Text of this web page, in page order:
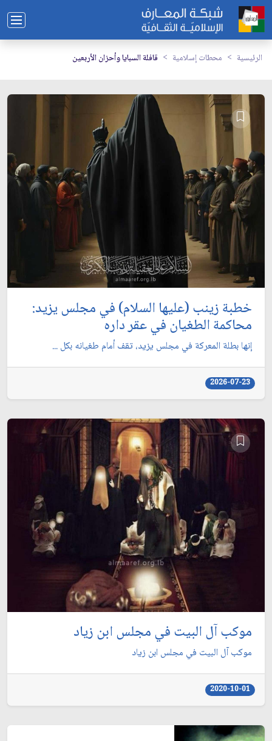
الرئيسية محطات إسلامية قافلة السبايا وأحزان الأربعين
خطبة زينب (عليها السلام) في مجلس يزيد:
محاكمة الطغيان في عقر داره
إنها بطلة المعركة في مجلس يزيد، تقف أمام طغيانه بكل ...
2026-07-23
موكب آل البيت في مجلس ابن زياد
موكب آل البيت في مجلس ابن زياد
2020-10-01